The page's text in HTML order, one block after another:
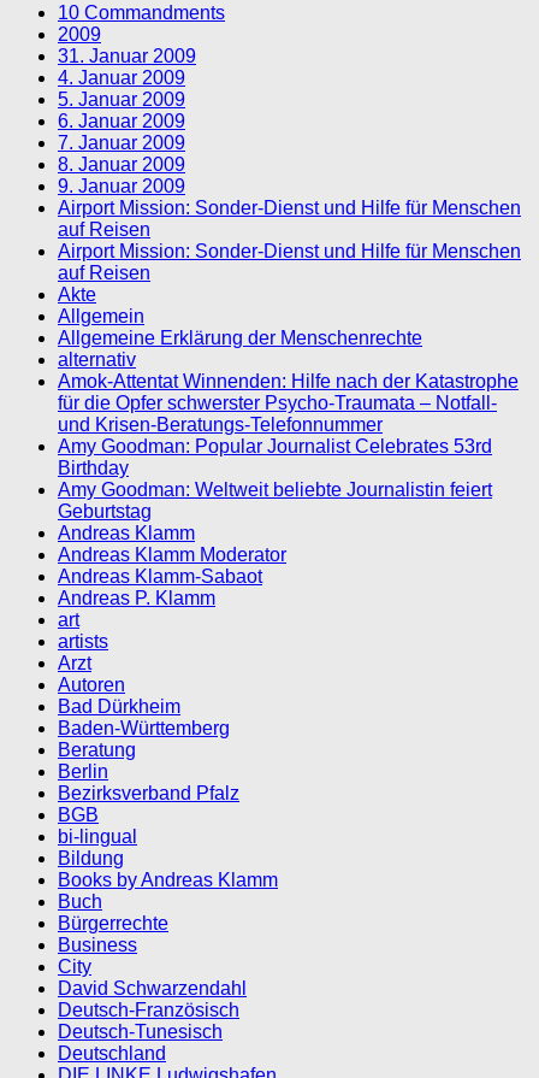
10 Commandments
2009
31. Januar 2009
4. Januar 2009
5. Januar 2009
6. Januar 2009
7. Januar 2009
8. Januar 2009
9. Januar 2009
Airport Mission: Sonder-Dienst und Hilfe für Menschen
auf Reisen
Airport Mission: Sonder-Dienst und Hilfe für Menschen
auf Reisen
Akte
Allgemein
Allgemeine Erklärung der Menschenrechte
alternativ
Amok-Attentat Winnenden: Hilfe nach der Katastrophe
für die Opfer schwerster Psycho-Traumata – Notfall-
und Krisen-Beratungs-Telefonnummer
Amy Goodman: Popular Journalist Celebrates 53rd
Birthday
Amy Goodman: Weltweit beliebte Journalistin feiert
Geburtstag
Andreas Klamm
Andreas Klamm Moderator
Andreas Klamm-Sabaot
Andreas P. Klamm
art
artists
Arzt
Autoren
Bad Dürkheim
Baden-Württemberg
Beratung
Berlin
Bezirksverband Pfalz
BGB
bi-lingual
Bildung
Books by Andreas Klamm
Buch
Bürgerrechte
Business
City
David Schwarzendahl
Deutsch-Französisch
Deutsch-Tunesisch
Deutschland